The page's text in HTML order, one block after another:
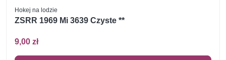
Hokej na lodzie
ZSRR 1969 Mi 3639 Czyste **
9,00 zł